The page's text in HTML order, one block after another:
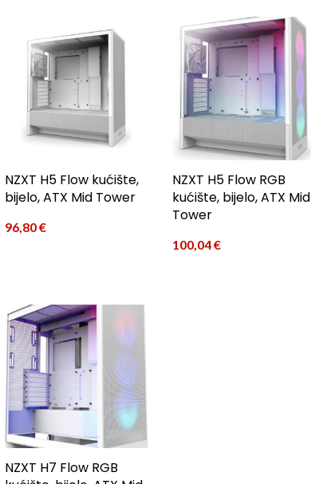
NZXT H5 Flow kućište,
bijelo, ATX Mid Tower
96,80€
NZXT H5 Flow RGB
kućište, bijelo, ATX Mid
Tower
100,04€
NZXT H7 Flow RGB